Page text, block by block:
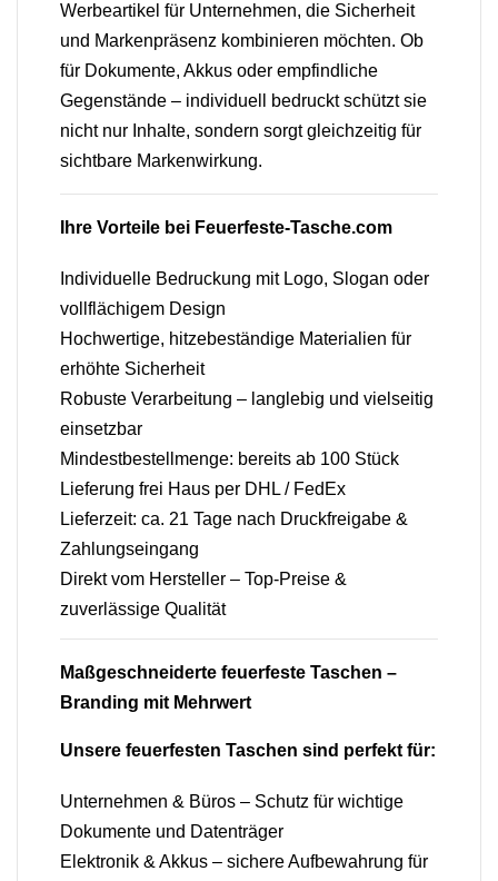
Werbeartikel für Unternehmen, die Sicherheit
und Markenpräsenz kombinieren möchten. Ob
für Dokumente, Akkus oder empfindliche
Gegenstände – individuell bedruckt schützt sie
nicht nur Inhalte, sondern sorgt gleichzeitig für
sichtbare Markenwirkung.
Ihre Vorteile bei Feuerfeste-Tasche.com
Individuelle Bedruckung mit Logo, Slogan oder
vollflächigem Design
Hochwertige, hitzebeständige Materialien für
erhöhte Sicherheit
Robuste Verarbeitung – langlebig und vielseitig
einsetzbar
Mindestbestellmenge: bereits ab 100 Stück
Lieferung frei Haus per DHL / FedEx
Lieferzeit: ca. 21 Tage nach Druckfreigabe &
Zahlungseingang
Direkt vom Hersteller – Top-Preise &
zuverlässige Qualität
Maßgeschneiderte feuerfeste Taschen –
Branding mit Mehrwert
Unsere feuerfesten Taschen sind perfekt für:
Unternehmen & Büros – Schutz für wichtige
Dokumente und Datenträger
Elektronik & Akkus – sichere Aufbewahrung für